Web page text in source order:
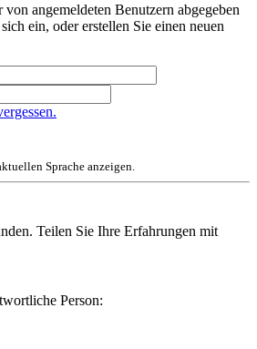
angemeldeten Benutzern abgegeben
ein, oder erstellen Sie einen neuen
Sprache anzeigen.
Teilen Sie Ihre Erfahrungen mit
Person: